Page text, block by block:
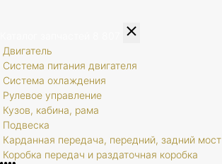
Двигатель
Система питания двигателя
Система охлаждения
Рулевое управление
Кузов, кабина, рама
Подвеска
Карданная передача, передний, задний мост
Коробка передач и раздаточная коробка